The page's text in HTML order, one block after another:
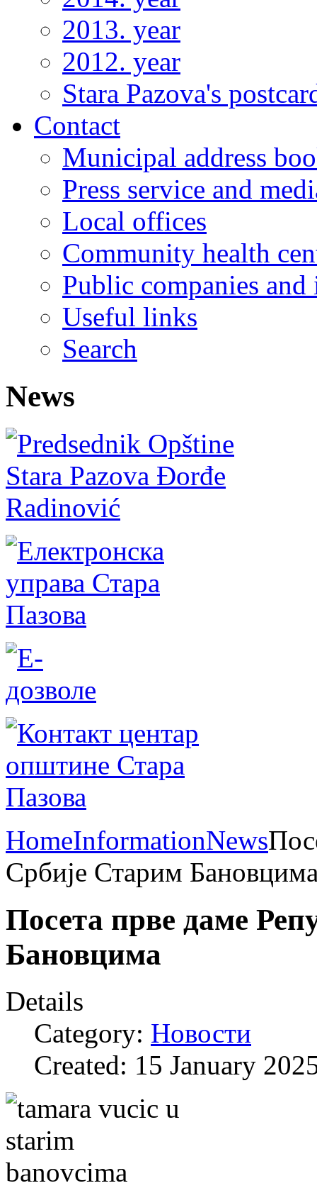
2013. year
2012. year
Stara Pazova's
Contact
Municipal address
Press service and
Local offices
Community health
Public companies
Useful links
Search
News
HomeInformationNews
Србије Старим
Посета прве даме
Бановцима
Details
Category: Новости
Created: 15 January